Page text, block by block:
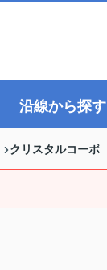
沿線から探す
クリスタルコーポ